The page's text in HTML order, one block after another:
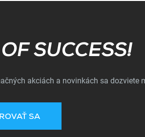
Subscribe SUCCESS!
akciách a novinkách sa dozviete
SA